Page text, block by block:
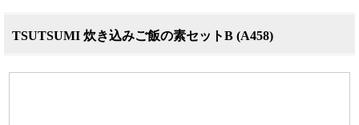
TSUTSUMI 炊き込みご飯の素セットB (A458)